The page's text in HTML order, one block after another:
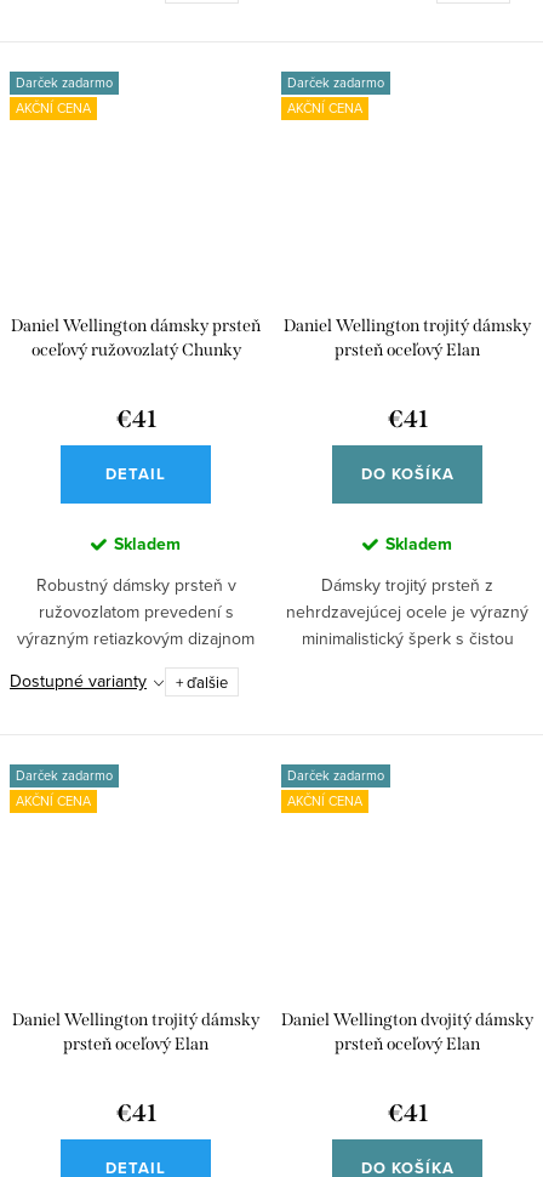
Darček zadarmo
AKČNÍ CENA
Daniel Wellington dámsky prsteň
oceľový ružovozlatý Chunky
€41
DETAIL
Skladem
Robustný dámsky prsteň v
ružovozlatom prevedení s
výrazným retiazkovým dizajnom
je moderný...
Dostupné varianty + ďalšie
Darček zadarmo
AKČNÍ CENA
Daniel Wellington trojitý dámsky
prsteň oceľový Elan
€41
DO KOŠÍKA
Skladem
Dámsky trojitý prsteň z
nehrdzavejúcej ocele je výrazný
minimalistický šperk s čistou
Darček zadarmo
AKČNÍ CENA
Daniel Wellington trojitý dámsky
prsteň oceľový Elan
€41
DETAIL
Darček zadarmo
AKČNÍ CENA
Daniel Wellington dvojitý dámsky
prsteň oceľový Elan
€41
DO KOŠÍKA